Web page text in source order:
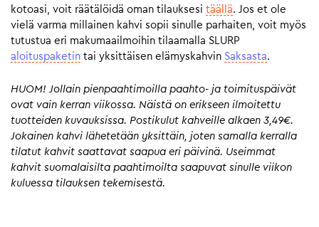
kotoasi, voit räätälöidä oman tilauksesi täällä. Jos et ole
vielä varma millainen kahvi sopii sinulle parhaiten, voit myös
tutustua eri makumaailmoihin tilaamalla SLURP
aloituspaketin tai yksittäisen elämyskahvin Saksasta.
HUOM! Jollain pienpaahtimoilla paahto- ja toimituspäivät
ovat vain kerran viikossa. Näistä on erikseen ilmoitettu
tuotteiden kuvauksissa. Postikulut kahveille alkaen 3,49€.
Jokainen kahvi lähetetään yksittäin, joten samalla kerralla
tilatut kahvit saattavat saapua eri päivinä. Useimmat
kahvit suomalaisilta paahtimoilta saapuvat sinulle viikon
kuluessa tilauksen tekemisestä.